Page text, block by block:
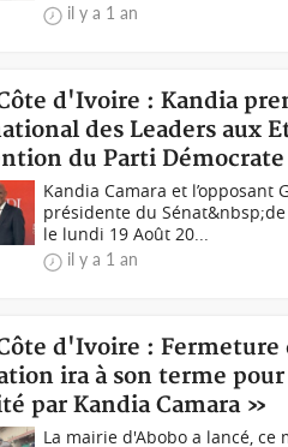
il y a 1 an
d'Ivoire : Kandia
des Leaders aux
du Parti
Kandia Camara et l’opposant
présidente du Sénat&nbsp;de
le lundi 19 Août 20...
il y a 1 an
d'Ivoire : Fermeture
ira à son terme
par Kandia Camara »
La mairie d'Abobo a lancé,